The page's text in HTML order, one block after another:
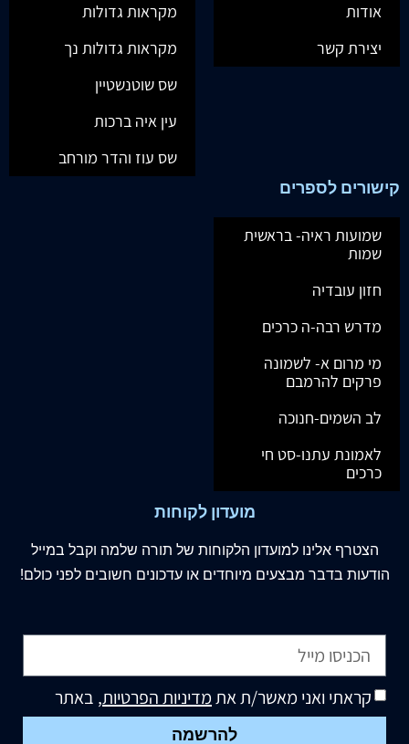
אודות
יצירת קשר
מקראות גדולות
מקראות גדולות נך
שס שוטנשטיין
עין איה ברכות
שס עוז והדר מורחב
קישורים לספרים
שמועות ראיה- בראשית
שמות
חזון עובדיה
מדרש רבה-ה כרכים
מי מרום א- לשמונה
פרקים להרמבם
לב השמים-חנוכה
לאמונת עתנו-סט חי
כרכים
מועדון לקוחות
הצטרף אלינו למועדון הלקוחות של תורה שלמה וקבל במייל
הודעות בדבר מבצעים מיוחדים או עדכונים חשובים לפני כולם!
קראתי ואני מאשר/ת אתמדיניות הפרטיות, באתר
להרשמה